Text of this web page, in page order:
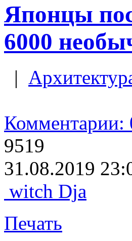
Японцы
6000
|
Комментарии:
9519
31.08.2019
witch Dja
Печать